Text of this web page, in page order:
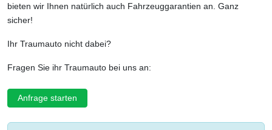
bieten wir Ihnen natürlich auch Fahrzeuggarantien an. Ganz
sicher!
Ihr Traumauto nicht dabei?
Fragen Sie ihr Traumauto bei uns an:
Anfrage starten